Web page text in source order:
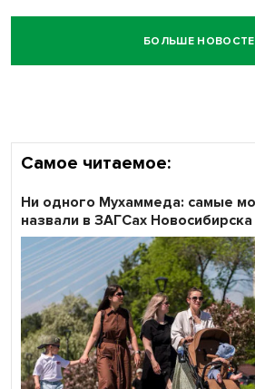
БОЛЬШЕ
Самое читаемое:
Ни одного Мухаммеда: самые
назвали в ЗАГСах Новосибирска